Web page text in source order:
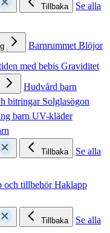
Tillbaka
Se alla
BarnrummetBlöjor
med bebis Graviditet
Hudvård barn
bitringar Solglasögon
barn UV-kläder
Tillbaka
Se alla
och tillbehörHaklapp
Tillbaka
Se alla